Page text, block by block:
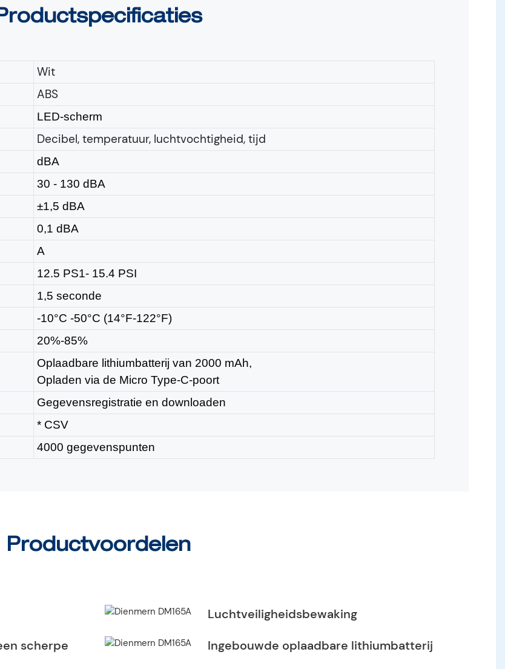
Wit
ABS
LED-scherm
Decibel, temperatuur, luchtvochtigheid, tijd
dBA
30 - 130 dBA
±1,5 dBA
0,1 dBA
A
12.5 PS1- 15.4 PSI
1,5 seconde
-10°C -50°C (14°F-122°F)
20%-85%
Oplaadbare lithiumbatterij van 2000 mAh,
Opladen via de Micro Type-C-poort
Gegevensregistratie en downloaden
* CSV
4000 gegevenspunten
Productvoordelen
Luchtveiligheidsbewaking
scherpe
Ingebouwde oplaadbare lithiumbatterij